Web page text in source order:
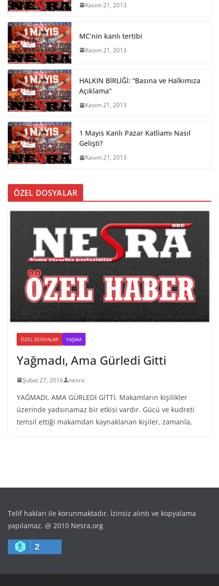
Kasım 21, 2013
MC’nin kanlı tertibi
Kasım 21, 2013
HALKIN BİRLİĞİ: “Basına ve Halkımıza
Açıklama”
Kasım 21, 2013
1 Mayıs Kanlı Pazar Katliamı Nasıl
Gelişti?
Kasım 21, 2013
ÖZEL DOSYALAR
ÖZEL DOSYALAR YAŞAM
Yağmadı, Ama Gürledi Gitti
Şubat 27, 2016 nesra
YAĞMADI, AMA GÜRLEDİ GİTTİ. Makamların kişilikler
üzerinde yadsınamaz bir etkisi vardır. Gücü ve kudreti
temsil ettiği makamdan kaynaklanan kişiler, zamanla,
Telif hakları ile korunmaktadır. İzinsiz alıntı ve kopyalama
yapılamaz. @ 2010 Nesra.org
2